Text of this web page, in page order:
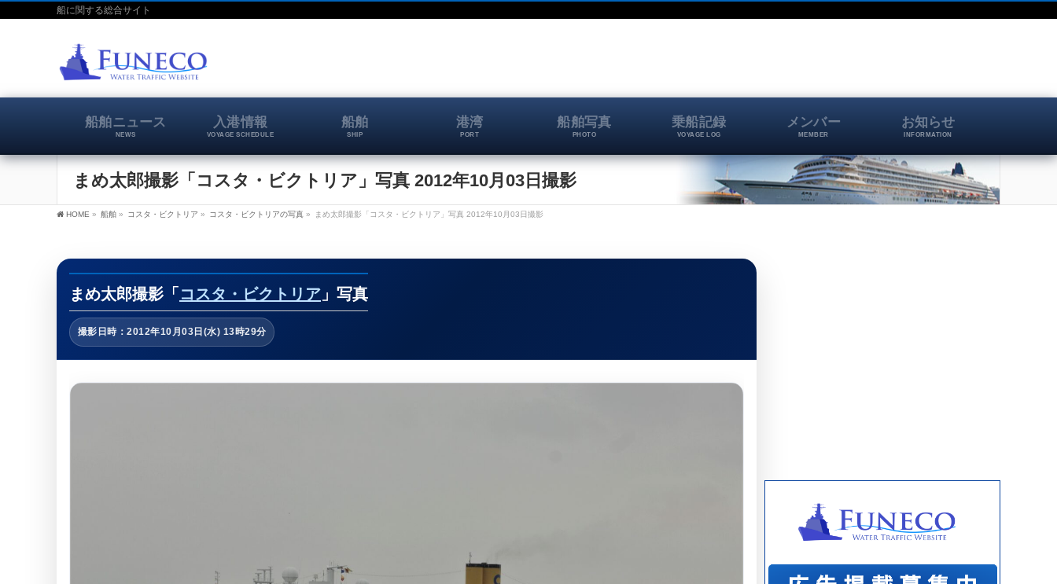
船に関する総合サイト
船舶ニュース
NEWS
入港情報
VOYAGE SCHEDULE
船舶
SHIP
港湾
PORT
船舶写真
PHOTO
乗船記録
VOYAGE LOG
メンバー
MEMBER
お知らせ
INFORMATION
まめ太郎撮影「コスタ・ビクトリア」写真 2012年10月03日撮影
HOME » 船舶 » コスタ・ビクトリア » コスタ・ビクトリアの写真 » まめ太郎撮影「コスタ・ビクトリア」写真 2012年10月03日撮影
まめ太郎撮影「 コスタ・ビクトリア 」写真
撮影日時：2012年10月03日(水) 13時29分